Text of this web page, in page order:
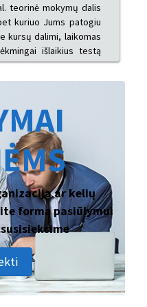
teorinė mokymų dalis
kuriuo Jums patogiu
kursų dalimi, laikomas
išlaikius testą
ar kelių
formą pasiūlymui